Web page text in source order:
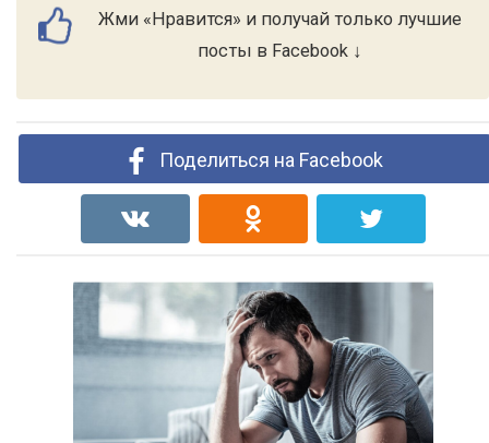
Жми «Нравится» и получай только лучшие
посты в Facebook ↓
Поделиться на Facebook